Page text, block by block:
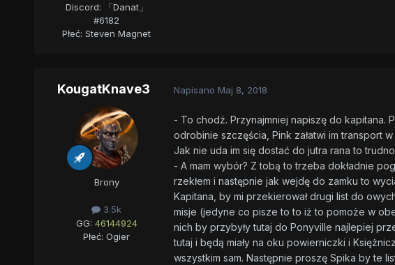
Discord: 「Danat」
#6182
Płeć: Steven Magnet
KougatKnave3
Brony
3.5k
GG: 46144924
Płeć: Ogier
Napisano Maj 8, 2018
- To chodź. Przynajmniej napiszę do kapitana.
odrobinie szczęścia, Pink załatwi im transport
Jak nie uda im się dostać do jutra rana to
- A mam wybór? Z tobą to trzeba dokładnie
rzekłem i następnie jak wejdę do zamku to
Kapitana, by mi przekierował drugi list do
misje (jedyne co pisze to to iż to pomoże w
nich by przybyły tutaj do Ponyville najlepiej
tutaj i będą miały na oku powierniczki i
wszystkim sam. Następnie proszę Spika by te